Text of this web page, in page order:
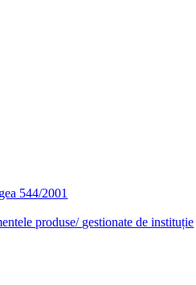
544/2001
produse/ gestionate de instituție